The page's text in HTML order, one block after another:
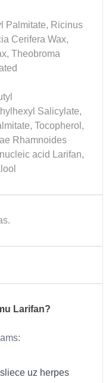
Palmitate, Ricinus
Cerifera Wax,
Theobroma
Salicylate,
Tocopherol,
Rhamnoides
acid Larifan,
Larifan?
uz herpes